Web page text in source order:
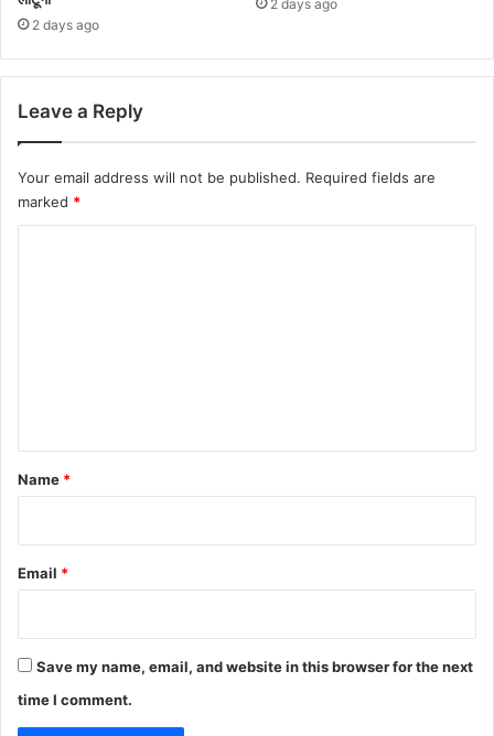
2 days ago
2 days ago
Leave a Reply
Your email address will not be published. Required fields are
marked *
*
Name *
Email *
Save my name, email, and website in this browser for the next
time I comment.